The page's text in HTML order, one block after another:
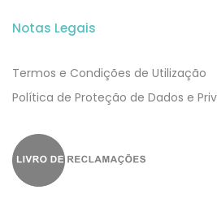
Notas Legais
Termos e Condições de Utilização
​​Política de Proteção de Dados e